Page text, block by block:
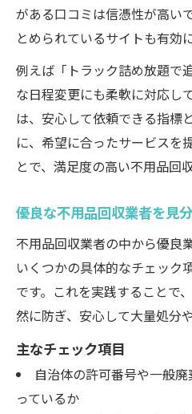
がある口コミは信憑性が高い
とめられているサイトも有効
例えば「トラック詰め放題で
な日程変更にも柔軟に対応し
は、安心して依頼できる指標
に、希望に合ったサービスを
とで、満足度の高い不用品回
優良な不用品回収業者を見
不用品回収業者の中から優良
いくつかの具体的なチェック
です。これを実践することで
然に防ぎ、安心して大量処分
主なチェック項目
自治体の許可番号や一般
っているか